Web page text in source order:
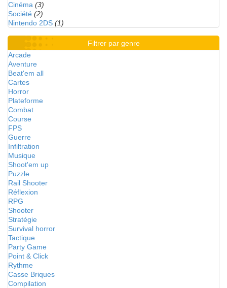
Cinéma (3)
Société (2)
Nintendo 2DS (1)
Filtrer par genre
Arcade
Aventure
Beat'em all
Cartes
Horror
Plateforme
Combat
Course
FPS
Guerre
Infiltration
Musique
Shoot'em up
Puzzle
Rail Shooter
Réflexion
RPG
Shooter
Stratégie
Survival horror
Tactique
Party Game
Point & Click
Rythme
Casse Briques
Compilation